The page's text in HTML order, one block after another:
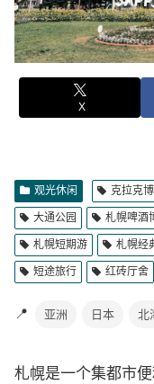
X
观光休闲 克拉克
大通公园 札幌啤酒
札幌短期游 札幌经
短途旅行 红砖厅舍
📍 亚洲 日本 北
札幌是一个集都市